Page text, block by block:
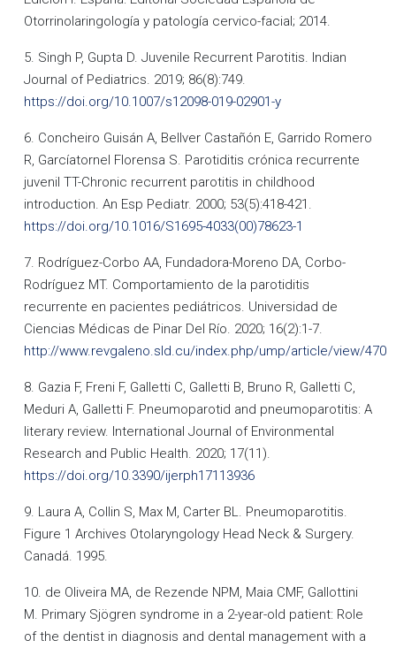
Otorrinolaringología y patología cervico-facial; 2014.
5. Singh P, Gupta D. Juvenile Recurrent Parotitis. Indian
Journal of Pediatrics. 2019; 86(8):749.
https://doi.org/10.1007/s12098-019-02901-y
6. Concheiro Guisán A, Bellver Castañón E, Garrido Romero
R, Garcíatornel Florensa S. Parotiditis crónica recurrente
juvenil TT-Chronic recurrent parotitis in childhood
introduction. An Esp Pediatr. 2000; 53(5):418-421.
https://doi.org/10.1016/S1695-4033(00)78623-1
7. Rodríguez-Corbo AA, Fundadora-Moreno DA, Corbo-
Rodríguez MT. Comportamiento de la parotiditis
recurrente en pacientes pediátricos. Universidad de
Ciencias Médicas de Pinar Del Río. 2020; 16(2):1-7.
http://www.revgaleno.sld.cu/index.php/ump/article/view/470
8. Gazia F, Freni F, Galletti C, Galletti B, Bruno R, Galletti C,
Meduri A, Galletti F. Pneumoparotid and pneumoparotitis: A
literary review. International Journal of Environmental
Research and Public Health. 2020; 17(11).
https://doi.org/10.3390/ijerph17113936
9. Laura A, Collin S, Max M, Carter BL. Pneumoparotitis.
Figure 1 Archives Otolaryngology Head Neck & Surgery.
Canadá. 1995.
10. de Oliveira MA, de Rezende NPM, Maia CMF, Gallottini
M. Primary Sjögren syndrome in a 2-year-old patient: Role
of the dentist in diagnosis and dental management with a